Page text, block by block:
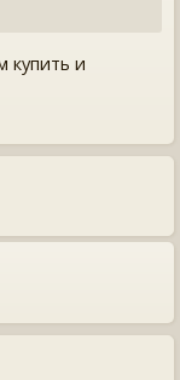
купить и